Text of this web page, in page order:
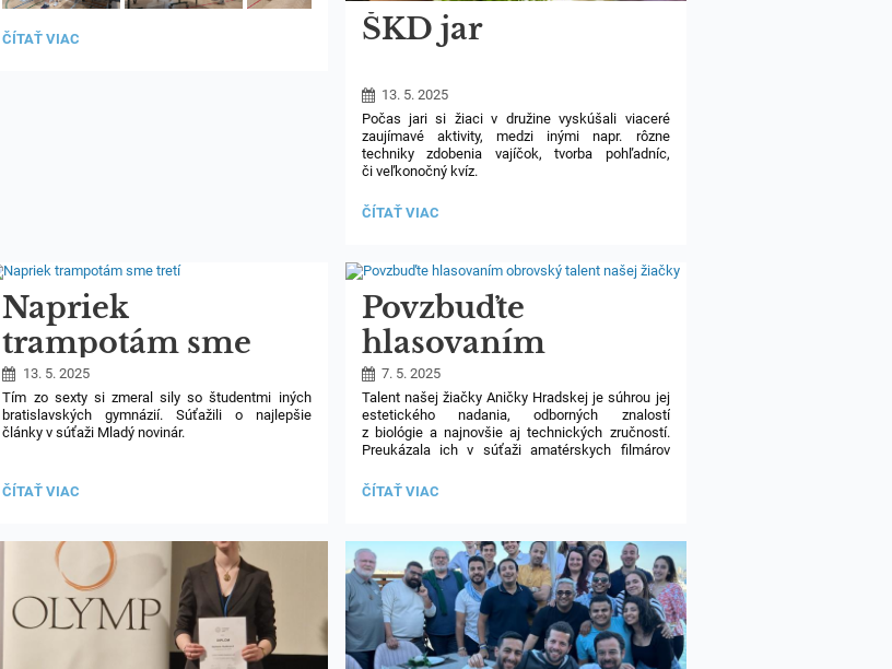
STOLNÝ
ČÍTAŤ VIAC ŠKD jar
13. 5. 2025
Počas jari si žiaci v družine vyskúšali viaceré
zaujímavé aktivity, medzi inými napr. rôzne
techniky zdobenia vajíčok, tvorba pohľadníc,
či veľkonočný kvíz.
ŠKD
ČÍTAŤ VIAC
Napriek
trampotám sme
tretí
13. 5. 2025
Tím zo sexty si zmeral sily so študentmi iných
bratislavských gymnázií. Súťažili o najlepšie
články v súťaži Mladý novinár.
do večera spracovať štyri strany nášho časopisu.
tak materiál na hlavný článok. Zvyšok sme lovili
u nás na školských chodbách,“ prerozprávala
účastníčka súťaže Sarah Pundir.
NAPRIEK
TRETÍ:
ČÍTAŤ VIAC
Povzbuďte
hlasovaním
obrovský talent
našej žiačky
7. 5. 2025
Talent našej žiačky Aničky Hradskej je súhrou jej
estetického nadania, odborných znalostí
z biológie a najnovšie aj technických zručností.
Preukázala ich v súťaži amatérskych filmárov
pozorovania v prírode, ktorými nás reprezentuje
POVZBUĎTE
TALENT
NAŠEJ
ŽIAČKY:
ČÍTAŤ VIAC